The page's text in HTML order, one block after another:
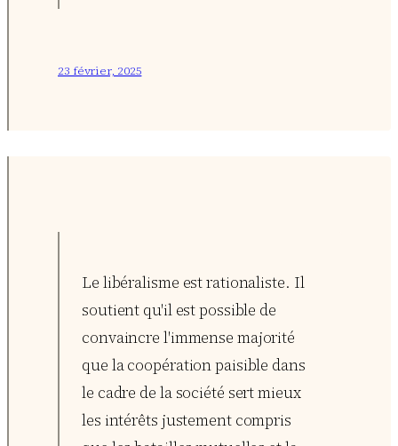
23 février, 2025
Le libéralisme est rationaliste. Il
soutient qu'il est possible de
convaincre l'immense majorité
que la coopération paisible dans
le cadre de la société sert mieux
les intérêts justement compris